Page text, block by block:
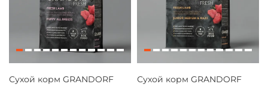
Сухой корм GRANDORF
Сухой корм GRANDORF